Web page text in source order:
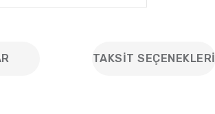
TAKSIT SEÇENEKLERI